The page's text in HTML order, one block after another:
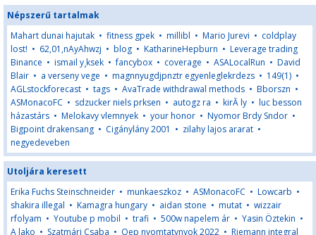
Népszerű tartalmak
Mahart dunai hajutak • fitness gpek • millibl • Mario Jurevi • coldplay
lost! • 62,01,nAyAhwzj • blog • KatharineHepburn • Leverage trading
Binance • ismail y¸ksek •fancybox • coverage • ASALocalRun • David
Blair • a verseny vege • magnnyugdjpnztr egyenleglekrdezs • 149(1) •
AGLstockforecast • tags • AvaTrade withdrawal methods • Bborszn •
ASMonacoFC • sdzucker niels prksen • autogz ra • kirĂ ly • luc besson
házastárs • Melokavy vlemnyek • your honor • Nyomor Brdy Sndor •
Bigpoint drakensang • Cigánylány 2001 • zilahy lajos ararat •
negyedeveben
Utoljára keresett
Erika Fuchs Steinschneider • munkaeszkoz • ASMonacoFC • Lowcarb •
shakira illegal • Kamagra hungary • aidan stone • mutat • wizzair
rfolyam • Youtube p mobil • trafi • 500w napelem ár • Yasin Öztekin •
A lako • Szatmári Csaba • Oep nyomtatvnyok 2022 • Riemann integral